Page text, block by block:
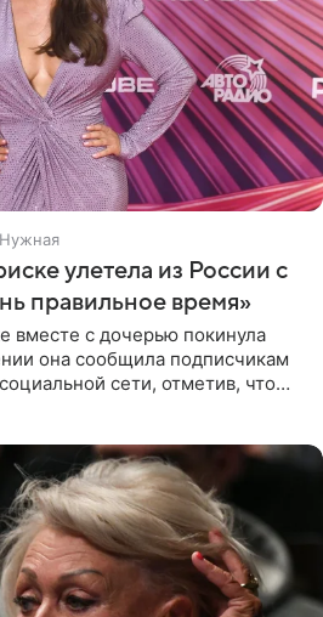
улетела из России с
правильное время»
вместе с дочерью покинула
она сообщила подписчикам
сети, отметив, что